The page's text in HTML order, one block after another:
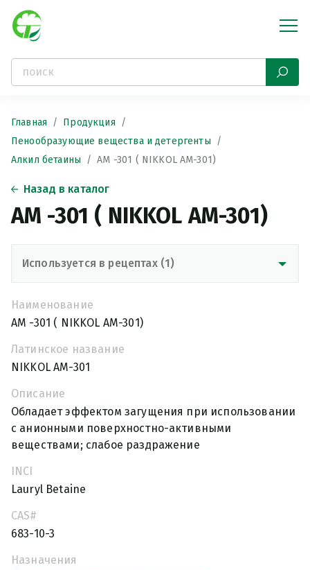
Главная
Продукция
Пенообразующие вещества и детергенты
Алкил бетаины
АМ -301 ( NIKKOL AM-301)
Назад в каталог
АМ -301 ( NIKKOL AM-301)
Наименование
АМ -301 ( NIKKOL AM-301)
Латинское название
NIKKOL AM-301
Описание
Обладает эффектом загущения при использовании
с анионными поверхностно-активными
веществами; слабое раздражение
INCI
Lauryl Betaine
CAS#
683-10-3
Назначения
Используется в рецептах (1)